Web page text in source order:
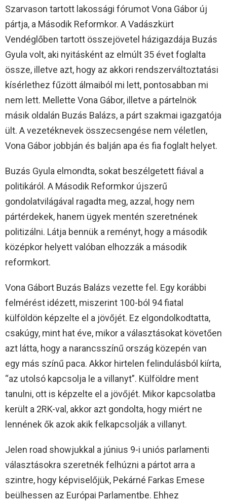
Szarvason tartott lakossági fórumot Vona Gábor új
pártja, a Második Reformkor. A Vadászkürt
Vendéglőben tartott összejövetel házigazdája Buzás
Gyula volt, aki nyitásként az elmúlt 35 évet foglalta
össze, illetve azt, hogy az akkori rendszerváltoztatási
kísérlethez fűzött álmaiból mi lett, pontosabban mi
nem lett. Mellette Vona Gábor, illetve a pártelnök
másik oldalán Buzás Balázs, a párt szakmai igazgatója
ült. A vezetéknevek összecsengése nem véletlen,
Vona Gábor jobbján és balján apa és fia foglalt helyet.
Buzás Gyula elmondta, sokat beszélgetett fiával a
politikáról. A Második Reformkor újszerű
gondolatvilágával ragadta meg, azzal, hogy nem
pártérdekek, hanem ügyek mentén szeretnének
politizálni. Látja bennük a reményt, hogy a második
középkor helyett valóban elhozzák a második
reformkort.
Vona Gábort Buzás Balázs vezette fel. Egy korábbi
felmérést idézett, miszerint 100-ból 94 fiatal
külföldön képzelte el a jövőjét. Ez elgondolkodtatta,
csakúgy, mint hat éve, mikor a választásokat követően
azt látta, hogy a narancsszínű ország közepén van
egy más színű paca. Akkor hirtelen felindulásból kiírta,
“az utolsó kapcsolja le a villanyt”. Külföldre ment
tanulni, ott is képzelte el a jövőjét. Mikor kapcsolatba
került a 2RK-val, akkor azt gondolta, hogy miért ne
lennének ők azok akik felkapcsolják a villanyt.
Jelen road showjukkal a június 9-i uniós parlamenti
választásokra szeretnék felhúzni a pártot arra a
szintre, hogy képviselőjük, Pekárné Farkas Emese
beülhessen az Európai Parlamentbe. Ehhez